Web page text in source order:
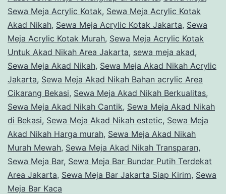
Sewa Meja Acrylic Kotak, Sewa Meja Acrylic Kotak
Akad Nikah, Sewa Meja Acrylic Kotak Jakarta, Sewa
Meja Acrylic Kotak Murah, Sewa Meja Acrylic Kotak
Untuk Akad Nikah Area Jakarta, sewa meja akad,
Sewa Meja Akad Nikah, Sewa Meja Akad Nikah Acrylic
Jakarta, Sewa Meja Akad Nikah Bahan acrylic Area
Cikarang Bekasi, Sewa Meja Akad Nikah Berkualitas,
Sewa Meja Akad Nikah Cantik, Sewa Meja Akad Nikah
di Bekasi, Sewa Meja Akad Nikah estetic, Sewa Meja
Akad Nikah Harga murah, Sewa Meja Akad Nikah
Murah Mewah, Sewa Meja Akad Nikah Transparan,
Sewa Meja Bar, Sewa Meja Bar Bundar Putih Terdekat
Area Jakarta, Sewa Meja Bar Jakarta Siap Kirim, Sewa
Meja Bar Kaca